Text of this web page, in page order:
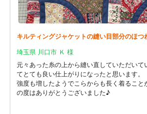
キルティングジャケットの縫い目部分のほつ
埼玉県 川口市 Ｋ 様
元々あった糸の上から縫い直していただいて
てとても良い仕上がりになったと思います。
強度も増したようでこらからも長く着ること
の度はありがとうございました♪